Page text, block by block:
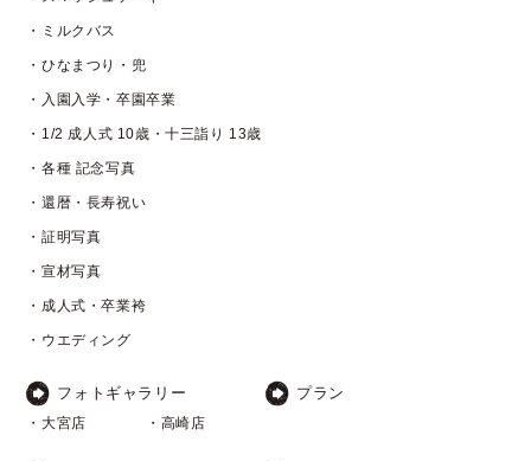
・ミルクバス
・ひなまつり・兜
・入園入学・卒園卒業
・1/2 成人式 10歳・十三詣り 13歳
・各種 記念写真
・還暦・長寿祝い
・証明写真
・宣材写真
・成人式・卒業袴
・ウエディング
フォトギャラリー
・大宮店 ・高崎店
プラン